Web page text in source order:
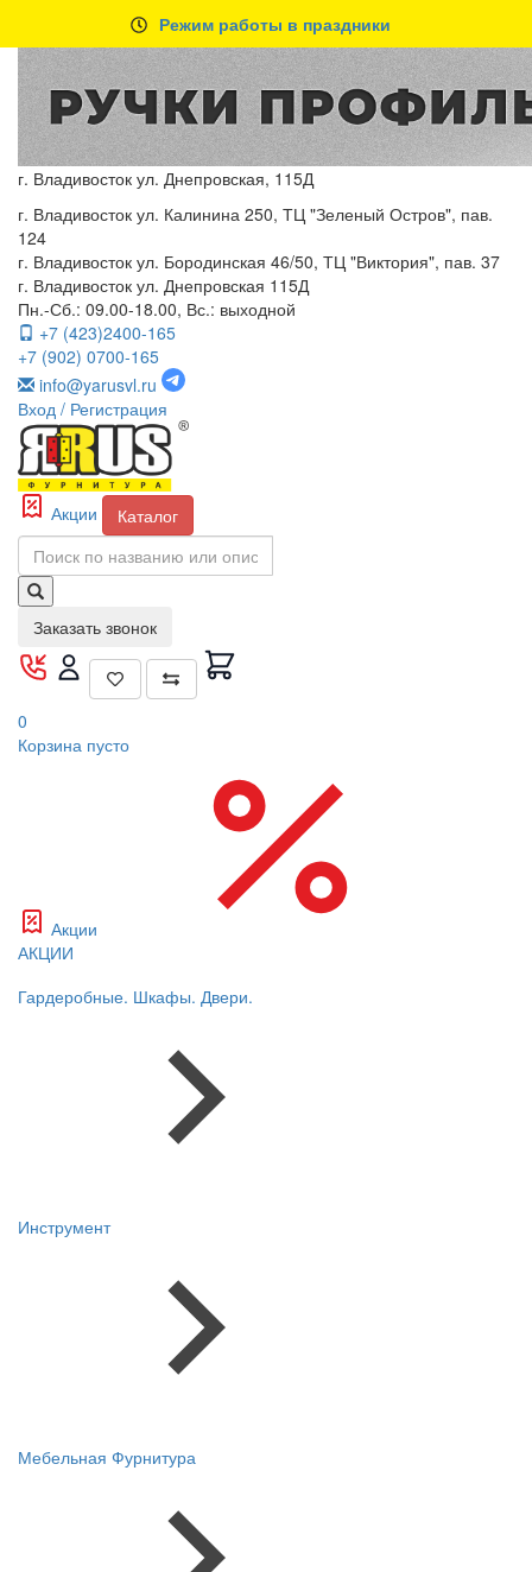
Режим работы в праздники
г. Владивосток ул. Днепровская, 115Д
г. Владивосток ул. Калинина 250, ТЦ "Зеленый Остров", пав.
124
г. Владивосток ул. Бородинская 46/50, ТЦ "Виктория", пав. 37
г. Владивосток ул. Днепровская 115Д
Пн.-Сб.: 09.00-18.00, Вс.: выходной
+7 (423)2400-165
+7 (902) 0700-165
info@yarusvl.ru
Вход / Регистрация
Акции Каталог
Заказать звонок
0
Корзина пусто
Акции
АКЦИИ
Гардеробные. Шкафы. Двери.
Инструмент
Мебельная Фурнитура